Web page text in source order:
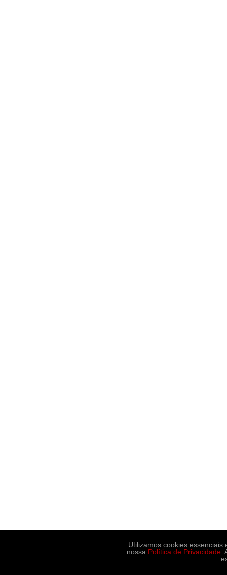
Utilizamos cookies
nossa Política de Privacidade